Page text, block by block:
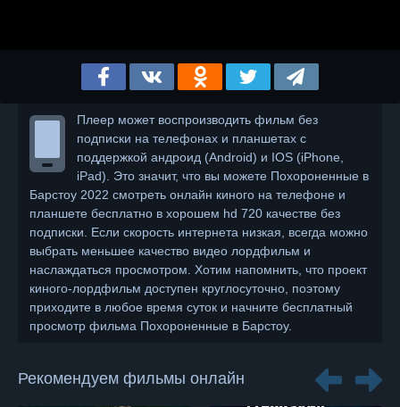
Плеер может воспроизводить фильм без
подписки на телефонах и планшетах с
поддержкой андроид (Android) и IOS (iPhone,
iPad). Это значит, что вы можете Похороненные в
Барстоу 2022 смотреть онлайн киного на телефоне и
планшете бесплатно в хорошем hd 720 качестве без
подписки. Если скорость интернета низкая, всегда можно
выбрать меньшее качество видео лордфильм и
наслаждаться просмотром. Хотим напомнить, что проект
киного-лордфильм доступен круглосуточно, поэтому
приходите в любое время суток и начните бесплатный
просмотр фильма Похороненные в Барстоу.
Рекомендуем фильмы онлайн